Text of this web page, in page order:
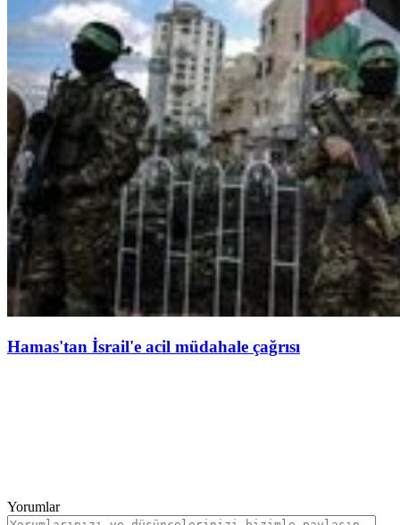
Hamas'tan İsrail'e acil müdahale çağrısı
Yorumlar